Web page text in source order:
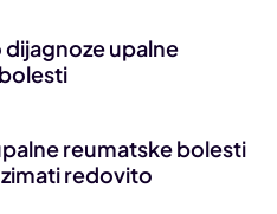
dijagnoze upalne
reumatske bolesti
redovito